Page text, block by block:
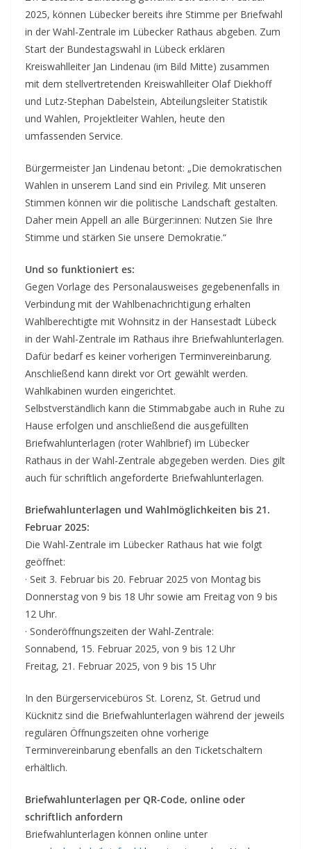
2025, können Lübecker bereits ihre Stimme per Briefwahl
in der Wahl-Zentrale im Lübecker Rathaus abgeben. Zum
Start der Bundestagswahl in Lübeck erklären
Kreiswahlleiter Jan Lindenau (im Bild Mitte) zusammen
mit dem stellvertretenden Kreiswahlleiter Olaf Diekhoff
und Lutz-Stephan Dabelstein, Abteilungsleiter Statistik
und Wahlen, Projektleiter Wahlen, heute den
umfassenden Service.
Bürgermeister Jan Lindenau betont: „Die demokratischen
Wahlen in unserem Land sind ein Privileg. Mit unseren
Stimmen können wir die politische Landschaft gestalten.
Daher mein Appell an alle Bürger:innen: Nutzen Sie Ihre
Stimme und stärken Sie unsere Demokratie.“
Und so funktioniert es:
Gegen Vorlage des Personalausweises gegebenenfalls in
Verbindung mit der Wahlbenachrichtigung erhalten
Wahlberechtigte mit Wohnsitz in der Hansestadt Lübeck
in der Wahl-Zentrale im Rathaus ihre Briefwahlunterlagen.
Dafür bedarf es keiner vorherigen Terminvereinbarung.
Anschließend kann direkt vor Ort gewählt werden.
Wahlkabinen wurden eingerichtet.
Selbstverständlich kann die Stimmabgabe auch in Ruhe zu
Hause erfolgen und anschließend die ausgefüllten
Briefwahlunterlagen (roter Wahlbrief) im Lübecker
Rathaus in der Wahl-Zentrale abgegeben werden. Dies gilt
auch für schriftlich angeforderte Briefwahlunterlagen.
Briefwahlunterlagen und Wahlmöglichkeiten bis 21.
Februar 2025:
Die Wahl-Zentrale im Lübecker Rathaus hat wie folgt
geöffnet:
· Seit 3. Februar bis 20. Februar 2025 von Montag bis
Donnerstag von 9 bis 18 Uhr sowie am Freitag von 9 bis
12 Uhr.
· Sonderöffnungszeiten der Wahl-Zentrale:
Sonnabend, 15. Februar 2025, von 9 bis 12 Uhr
Freitag, 21. Februar 2025, von 9 bis 15 Uhr
In den Bürgerservicebüros St. Lorenz, St. Getrud und
Kücknitz sind die Briefwahlunterlagen während der jeweils
regulären Öffnungszeiten ohne vorherige
Terminvereinbarung ebenfalls an den Ticketschaltern
erhältlich.
Briefwahlunterlagen per QR-Code, online oder
schriftlich anfordern
Briefwahlunterlagen können online unter